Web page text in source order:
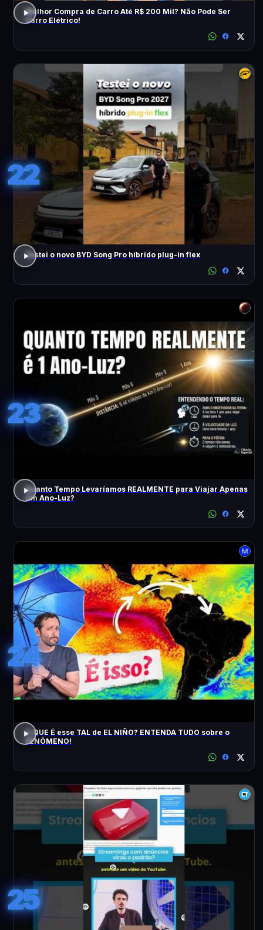
Melhor Compra de Carro Até R$ 200 Mil? Não Pode Ser
Carro Elétrico!
22
Testei o novo BYD Song Pro híbrido plug-in flex
23
Quanto Tempo Levaríamos REALMENTE para Viajar Apenas
Um Ano-Luz?
24
O QUE É esse TAL de EL NIÑO? ENTENDA TUDO sobre o
FENÔMENO!
25